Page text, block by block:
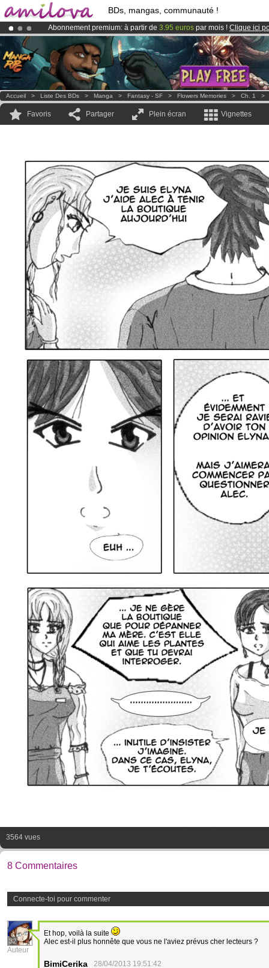
BDs, mangas, communauté !
Abonnement premium: à partir de 3.95 euros par mois ! Clique ici
Déjà 100000membreset 1000BDs & Mangas!
LeKickstarter Amilova est désormais lancé
Accueil > Liste Des BDs > Manga > Fantasy - SF > Flowers Memories > Ch. 1
Favoris Partager Plein écran Vignettes
3564 vues
8 Commentaires
Connecte-toi pour commenter
32
Auteur
Et hop, voilà la suite
Alec est-il plus honnête que vous ne l'aviez prévus cher lecteurs ?
BimiCerika 28/04/2013 19:51:42